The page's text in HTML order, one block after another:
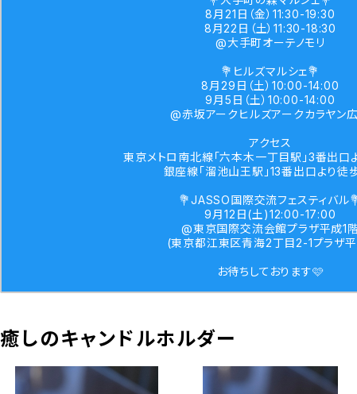
8月21日（金）11:30-19:30
8月22日（土）11:30-18:30
@大手町オーテノモリ
💐ヒルズマルシェ💐
8月29日（土）10:00-14:00
9月5日（土）10:00-14:00
@赤坂アークヒルズアークカラヤン
アクセス
東京メトロ南北線「六本木一丁目駅」3番出口
銀座線「溜池山王駅」13番出口より徒
💐JASSO国際交流フェスティバル
9月12日(土)12:00-17:00
@東京国際交流会館プラザ平成1
(東京都江東区青海2丁目2-1プラザ
お待ちしております🩷
癒しのキャンドルホルダー